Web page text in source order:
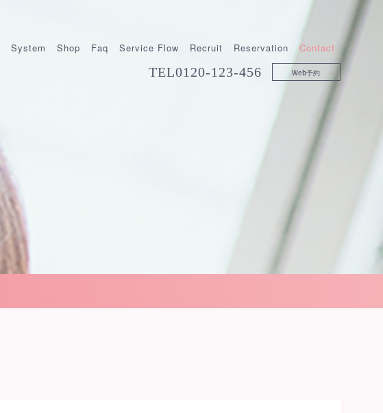
System Shop Faq Service Flow Recruit Reservation Contact
TEL0120-123-456 Web予約